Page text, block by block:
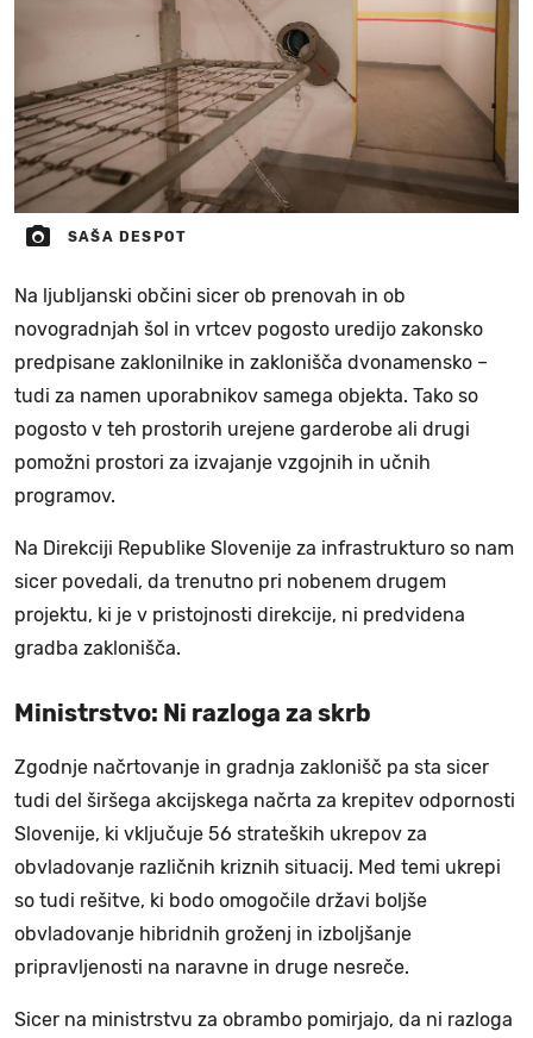
SAŠA DESPOT
Na ljubljanski občini sicer ob prenovah in ob
novogradnjah šol in vrtcev pogosto uredijo zakonsko
predpisane zaklonilnike in zaklonišča dvonamensko –
tudi za namen uporabnikov samega objekta. Tako so
pogosto v teh prostorih urejene garderobe ali drugi
pomožni prostori za izvajanje vzgojnih in učnih
programov.
Na Direkciji Republike Slovenije za infrastrukturo so nam
sicer povedali, da trenutno pri nobenem drugem
projektu, ki je v pristojnosti direkcije, ni predvidena
gradba zaklonišča.
Ministrstvo: Ni razloga za skrb
Zgodnje načrtovanje in gradnja zaklonišč pa sta sicer
tudi del širšega akcijskega načrta za krepitev odpornosti
Slovenije, ki vključuje 56 strateških ukrepov za
obvladovanje različnih kriznih situacij. Med temi ukrepi
so tudi rešitve, ki bodo omogočile državi boljše
obvladovanje hibridnih groženj in izboljšanje
pripravljenosti na naravne in druge nesreče.
Sicer na ministrstvu za obrambo pomirjajo, da ni razloga